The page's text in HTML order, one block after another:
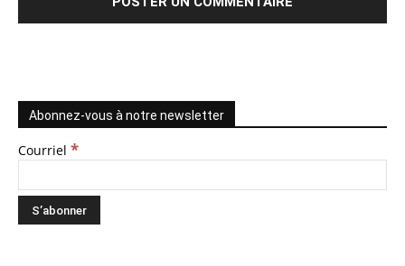
Abonnez-vous à notre newsletter
Courriel *